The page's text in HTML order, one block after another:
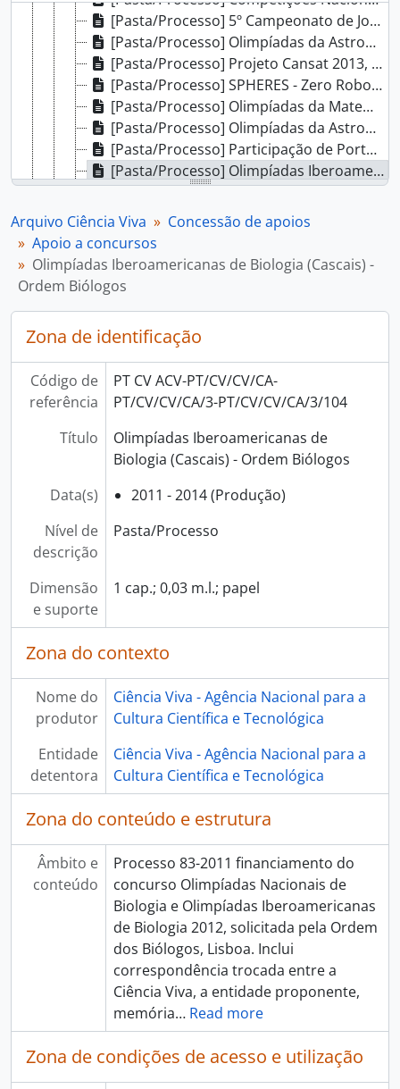
[Pasta/Processo] 5º Campeonato de Jogos Matemáticos - Sociedade Portuguesa de Matemática, 2012 - 2013
[Pasta/Processo] Olimpíadas da Astronomia 2013, 2012 - 2013
[Pasta/Processo] Projeto Cansat 2013, 2012
[Pasta/Processo] SPHERES - Zero Robotics Escola Básica e Secundária Santa Maria, 2012 - 2013
[Pasta/Processo] Olimpíadas da Matemática 2013, 2012 - 2014
[Pasta/Processo] Olimpíadas da Astronomia 2011 - Sociedade Portuguesa de Astronomia, 2011
[Pasta/Processo] Participação de Portugal nas Olimpíadas Internacionais de Astronomia e Astrofísca, 2011
[Pasta/Processo] Olimpíadas Iberoamericanas de Biologia (Cascais) - Ordem Biólogos, 2011 - 2014
[Pasta/Processo] 8.º Campeonato Nacional de Jogos matemáticos, 2011 - 2012
[Pasta/Processo] Festival Nacional de Robótica 2012, 2011 - 2013
[Pasta/Processo] Roboparty 2012, 2011 - 2013
[Pasta/Processo] CanSat 2012 EB/S Santa Maria, 2011 - 2012
[Pasta/Processo] Olimpíadas da Matemática 2012, 2011 - 2013
[Pasta/Processo] Competição Nacional Engenharia BEST, 2012 - 2014
[Pasta/Processo] Robocup 2012, 2012
[Séries] Apoios não concedidos, 1996 - 2016
[Séries] Comunicação com as autoridades de gestão dos programas operacionais, 1996 - 2010
[Secção] Atividades da Ciência Viva, 1996 - 2017
[Secção] Organização e Participação em Eventos, 1996 - 2016
[Secção] Rede de Centros Ciência Viva, 1996 - 2015
[Coleção] Coleção de Postais, 1996 - 2017
[Coleção] Coleção de Cartazes, 1996 - 2025
[Coleção] Coleção de Folhetos, 1996 - 2023
[Coleção] Coleção Multimédia, 1996 - 2023
[Coleção] Coleção de Fotografias, 1996 - 2026
Arquivo Ciência Viva
Concessão de apoios
Apoio a concursos
Olimpíadas Iberoamericanas de Biologia (Cascais) -
Ordem Biólogos
Zona de identificação
Código de
referência
PT CV ACV-PT/CV/CV/CA-
PT/CV/CV/CA/3-PT/CV/CV/CA/3/104
Título
Olimpíadas Iberoamericanas de
Biologia (Cascais) - Ordem Biólogos
Data(s)
2011 - 2014 (Produção)
Nível de
descrição
Pasta/Processo
Dimensão
e suporte
1 cap.; 0,03 m.l.; papel
Zona do contexto
Nome do
produtor
Ciência Viva - Agência Nacional para a
Cultura Científica e Tecnológica
Entidade
detentora
Ciência Viva - Agência Nacional para a
Cultura Científica e Tecnológica
Zona do conteúdo e estrutura
Âmbito e
conteúdo
Processo 83-2011 financiamento do
concurso Olimpíadas Nacionais de
Biologia e Olimpíadas Iberoamericanas
de Biologia 2012, solicitada pela Ordem
dos Biólogos, Lisboa. Inclui
correspondência trocada entre a
Ciência Viva, a entidade proponente,
memória… Read more
Zona de condições de acesso e utilização